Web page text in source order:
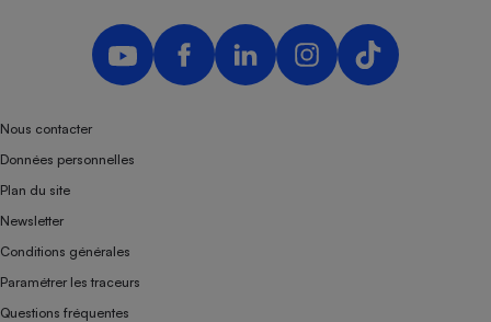
Nous contacter
Données personnelles
Plan du site
Newsletter
Conditions générales
Paramétrer les traceurs
Questions fréquentes